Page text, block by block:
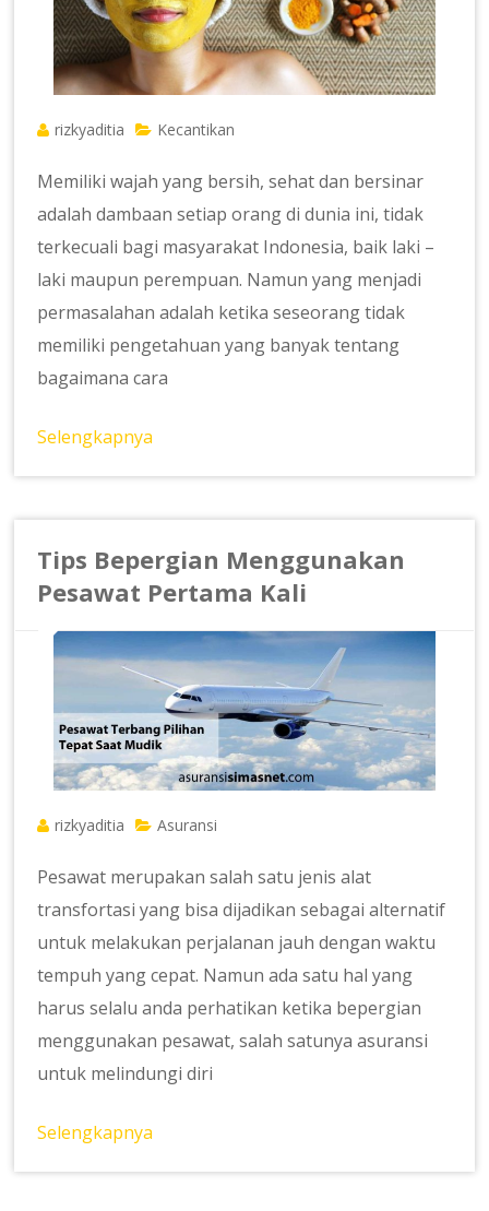
rizkyaditia Kecantikan
Memiliki wajah yang bersih, sehat dan bersinar
adalah dambaan setiap orang di dunia ini, tidak
terkecuali bagi masyarakat Indonesia, baik laki –
laki maupun perempuan. Namun yang menjadi
permasalahan adalah ketika seseorang tidak
memiliki pengetahuan yang banyak tentang
bagaimana cara
Selengkapnya
Tips Bepergian Menggunakan
Pesawat Pertama Kali
rizkyaditia Asuransi
Pesawat merupakan salah satu jenis alat
transfortasi yang bisa dijadikan sebagai alternatif
untuk melakukan perjalanan jauh dengan waktu
tempuh yang cepat. Namun ada satu hal yang
harus selalu anda perhatikan ketika bepergian
menggunakan pesawat, salah satunya asuransi
untuk melindungi diri
Selengkapnya